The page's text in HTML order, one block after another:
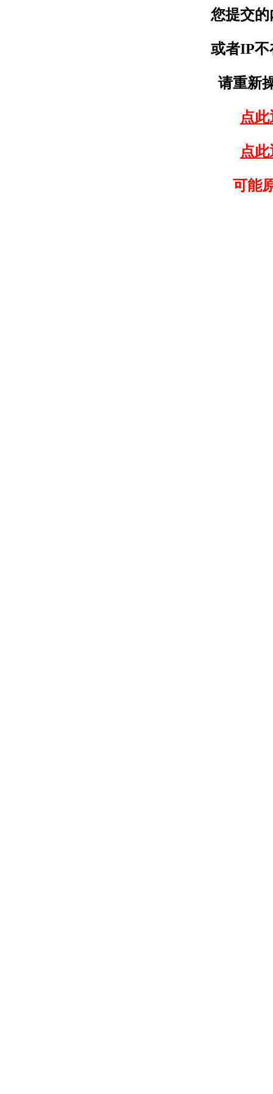
您提交
或者IP不
请重新
点
点
可能